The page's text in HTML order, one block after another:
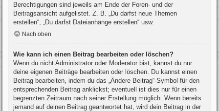
Berechtigungen sind jeweils am Ende der Foren- und der
Beitragsansicht aufgelistet. Z. B. „Du darfst neue Themen
erstellen“, „Du darfst Dateianhänge erstellen“ usw.
Nach oben
Wie kann ich einen Beitrag bearbeiten oder löschen?
Wenn du nicht Administrator oder Moderator bist, kannst du nur
deine eigenen Beiträge bearbeiten oder löschen. Du kannst einen
Beitrag bearbeiten, indem du das „Ändere Beitrag“-Symbol für den
entsprechenden Beitrag anklickst; eventuell ist dies nur für einen
begrenzten Zeitraum nach seiner Erstellung möglich. Wenn bereits
jemand auf deinen Beitrag geantwortet hat, wird dein Beitrag in der